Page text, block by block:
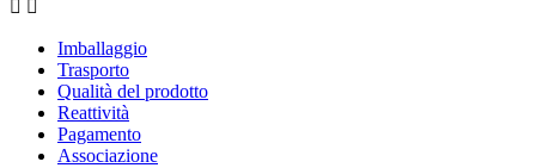
 
Imballaggio
Trasporto
Qualità del prodotto
Reattività
Pagamento
Associazione